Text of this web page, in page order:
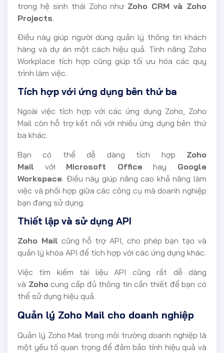
trong hệ sinh thái Zoho như Zoho CRM và Zoho
Projects.
Điều này giúp người dùng quản lý thông tin khách
hàng và dự án một cách hiệu quả. Tính năng Zoho
Workplace tích hợp cũng giúp tối ưu hóa các quy
trình làm việc.
Tích hợp với ứng dụng bên thứ ba
Ngoài việc tích hợp với các ứng dụng Zoho, Zoho
Mail còn hỗ trợ kết nối với nhiều ứng dụng bên thứ
ba khác.
Bạn có thể dễ dàng tích hợp Zoho
Mail với Microsoft Officehay Google
Workspace. Điều này giúp nâng cao khả năng làm
việc và phối hợp giữa các công cụ mà doanh nghiệp
bạn đang sử dụng.
Thiết lập và sử dụng API
Zoho Mail cũng hỗ trợ API, cho phép bạn tạo và
quản lý khóa API để tích hợp với các ứng dụng khác.
Việc tìm kiếm tài liệu API cũng rất dễ dàng
và Zohocung cấp đủ thông tin cần thiết để bạn có
thể sử dụng hiệu quả.
Quản lý Zoho Mail cho doanh nghiệp
Quản lý Zoho Mail trong môi trường doanh nghiệp là
một yếu tố quan trọng để đảm bảo tính hiệu quả và